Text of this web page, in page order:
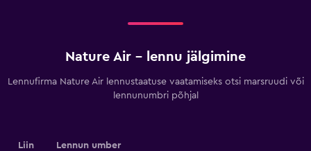
Nature Air – lennu jälgimine
Lennufirma Nature Air lennustaatuse vaatamiseks otsi marsruudi või
lennunumbri põhjal
Liin Lennun umber